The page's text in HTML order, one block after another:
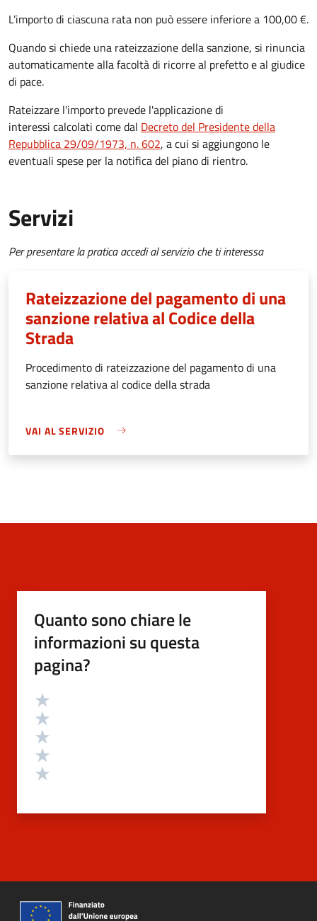
L’importo di ciascuna rata non può essere inferiore a 100,00 €.
Quando si chiede una rateizzazione della sanzione, si rinuncia
automaticamente alla facoltà di ricorre al prefetto e al giudice
di pace.
Rateizzare l'importo prevede l'applicazione di
interessi calcolati come dal Decreto del Presidente della
Repubblica 29/09/1973, n. 602, a cui si aggiungono le
eventuali spese per la notifica del piano di rientro.
Servizi
Per presentare la pratica accedi al servizio che ti interessa
Rateizzazione del pagamento di una
sanzione relativa al Codice della
Strada
Procedimento di rateizzazione del pagamento di una
sanzione relativa al codice della strada
VAI AL SERVIZIO
Quanto sono chiare le
informazioni su questa
pagina?
Valutazione